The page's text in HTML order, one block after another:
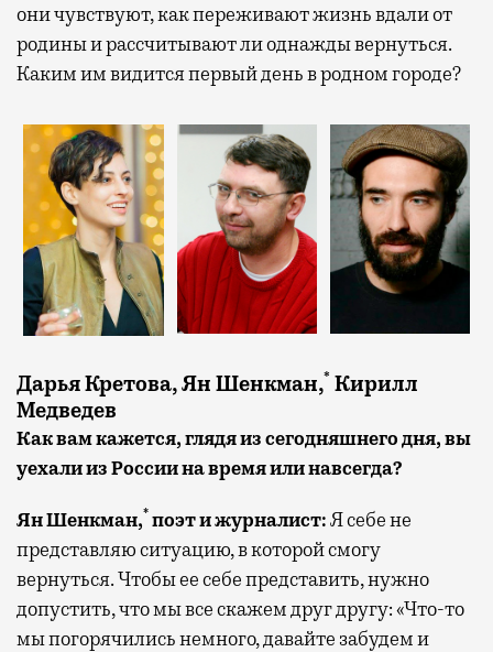
они чувствуют, как переживают жизнь вдали от
родины и рассчитывают ли однажды вернуться.
Каким им видится первый день в родном городе?
Дарья Кретова, Ян Шенкман,* Кирилл
Медведев
Как вам кажется, глядя из сегодняшнего дня, вы
уехали из России на время или навсегда?
Ян Шенкман,*поэт и журналист:Я себе не
представляю ситуацию, в которой смогу
вернуться. Чтобы ее себе представить, нужно
допустить, что мы все скажем друг другу: «Что-то
мы погорячились немного, давайте забудем и